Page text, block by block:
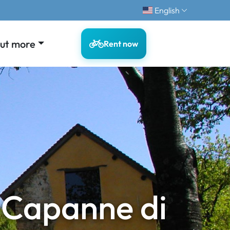
English
more Rent now
di